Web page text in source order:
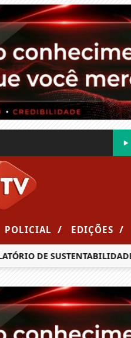
POLICIAL / EDIÇÕES /
DE SUSTENTABILIDADE